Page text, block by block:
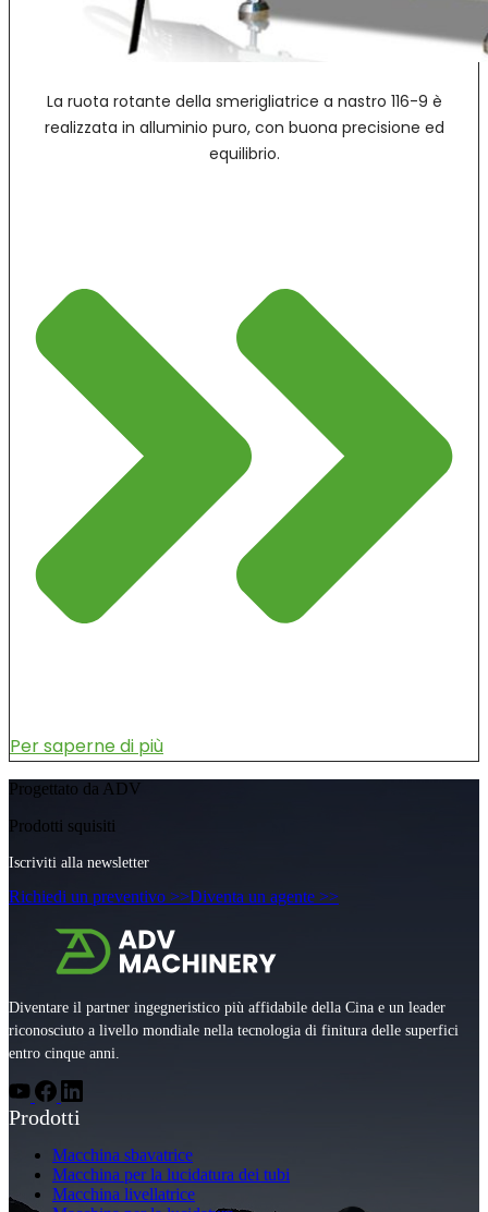
La ruota rotante della smerigliatrice a nastro 116-9 è
realizzata in alluminio puro, con buona precisione ed
equilibrio.
Per saperne di più
Progettato da ADV
Prodotti squisiti
Iscriviti alla newsletter
Richiedi un preventivo >>Diventa un agente >>
Diventare il partner ingegneristico più affidabile della Cina e un leader
riconosciuto a livello mondiale nella tecnologia di finitura delle superfici
entro cinque anni.
Prodotti
Macchina sbavatrice
Macchina per la lucidatura dei tubi
Macchina livellatrice